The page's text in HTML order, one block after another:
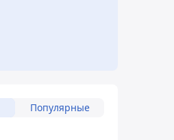
Популярные